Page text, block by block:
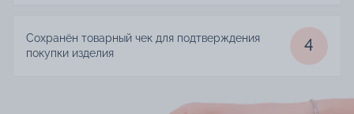
Сохранён товарный чек для подтверждения
покупки изделия
4